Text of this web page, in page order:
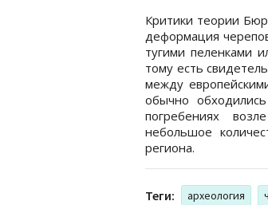
Критики теории
деформация
тугими пеленками
тому есть
между
обычно
погребениях
небольшое
региона.
Теги: археология